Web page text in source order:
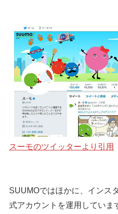
スーモのツイッターより引用
SUUMOではほかに、インス
式アカウントを運用していま